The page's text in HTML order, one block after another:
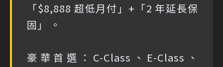
「$8,888 超低月付」+「2 年延長保
固」 。
豪華首選：C-Class、E-Class、